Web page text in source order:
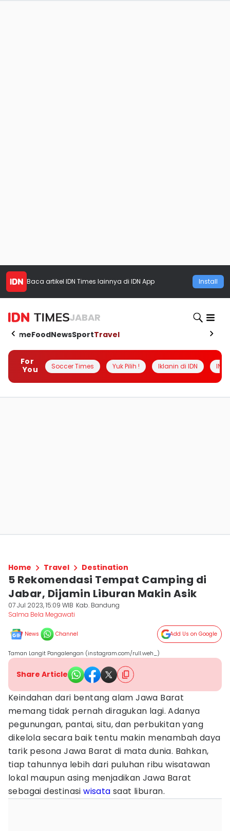
Baca artikel IDN Times lainnya di IDN App Install
JABAR
HomeFoodNewsSportTravel
For
You
Soccer Times Yuk Pilih ! Iklanin di IDN
Home Travel Destination
5 Rekomendasi Tempat Camping di
Jabar, Dijamin Liburan Makin Asik
07 Jul 2023, 15:09 WIB Kab. Bandung
Salma Bela Megawati
News Channel Add Us on Google
Taman Langit Pangalengan (instagram.com/rull.weh_)
Share Article
Keindahan dari bentang alam Jawa Barat
memang tidak pernah diragukan lagi. Adanya
pegunungan, pantai, situ, dan perbukitan yang
dikelola secara baik tentu makin menambah daya
tarik pesona Jawa Barat di mata dunia. Bahkan,
tiap tahunnya lebih dari puluhan ribu wisatawan
lokal maupun asing menjadikan Jawa Barat
sebagai destinasiwisata saat liburan.